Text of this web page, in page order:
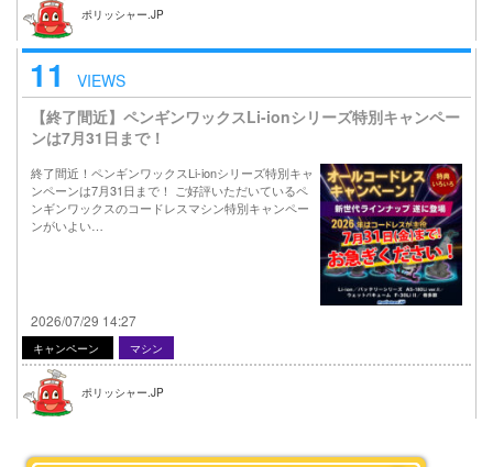
ポリッシャー.JP
11
VIEWS
【終了間近】ペンギンワックスLi-ionシリーズ特別キャンペー
ンは7月31日まで！
終了間近！ペンギンワックスLi-ionシリーズ特別キャ
ンペーンは7月31日まで！ ご好評いただいているペ
ンギンワックスのコードレスマシン特別キャンペー
ンがいよい…
2026/07/29 14:27
キャンペーン マシン
ポリッシャー.JP